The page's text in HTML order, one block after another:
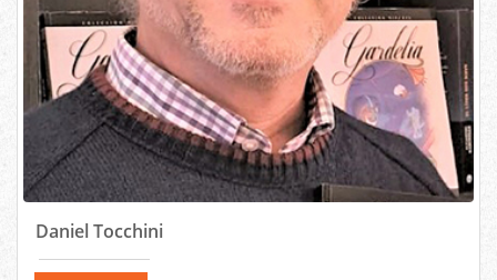
Daniel Tocchini